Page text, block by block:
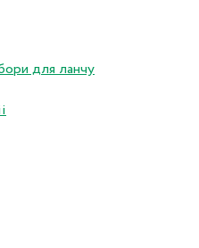
для ланчу